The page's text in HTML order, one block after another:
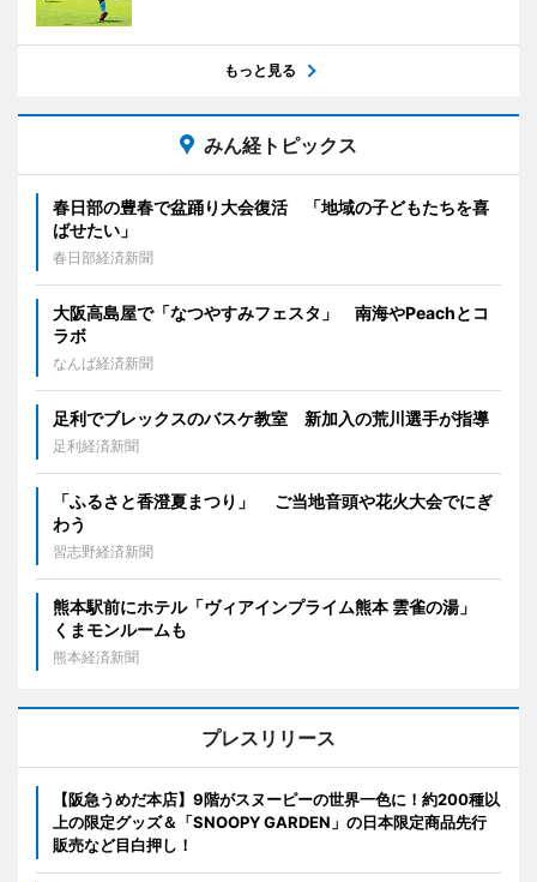
もっと見る
みん経トピックス
春日部の豊春で盆踊り大会復活 「地域の子どもたちを喜
ばせたい」
春日部経済新聞
大阪高島屋で「なつやすみフェスタ」 南海やPeachとコ
ラボ
なんば経済新聞
足利でブレックスのバスケ教室 新加入の荒川選手が指導
足利経済新聞
「ふるさと香澄夏まつり」 ご当地音頭や花火大会でにぎ
わう
習志野経済新聞
熊本駅前にホテル「ヴィアインプライム熊本 雲雀の湯」
くまモンルームも
熊本経済新聞
プレスリリース
【阪急うめだ本店】9階がスヌーピーの世界一色に！約200種以
上の限定グッズ＆「SNOOPY GARDEN」の日本限定商品先行
販売など目白押し！